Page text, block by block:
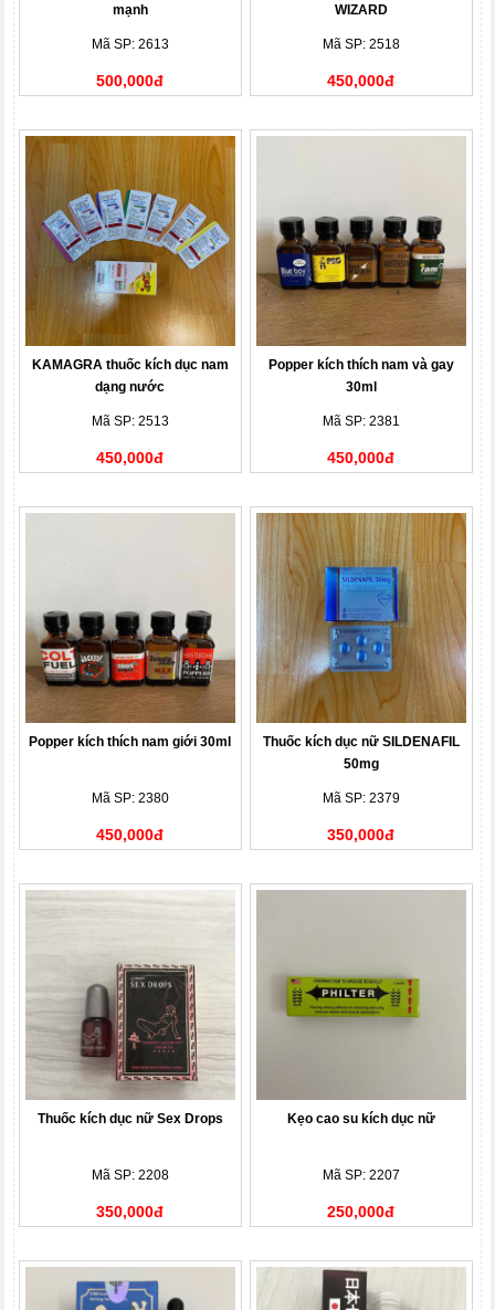
mạnh
Mã SP: 2613
500,000đ
WIZARD
Mã SP: 2518
450,000đ
KAMAGRA thuốc kích dục nam
dạng nước
Mã SP: 2513
450,000đ
Popper kích thích nam và gay
30ml
Mã SP: 2381
450,000đ
Popper kích thích nam giới 30ml
Mã SP: 2380
450,000đ
Thuốc kích dục nữ SILDENAFIL
50mg
Mã SP: 2379
350,000đ
Thuốc kích dục nữ Sex Drops
Mã SP: 2208
350,000đ
Kẹo cao su kích dục nữ
Mã SP: 2207
250,000đ